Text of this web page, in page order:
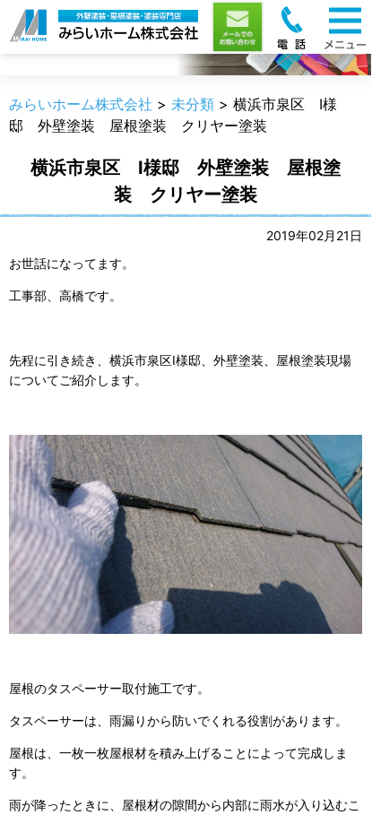
職人のうんちく
みらいホーム株式会社 > 未分類 > 横浜市泉区 I様
邸 外壁塗装 屋根塗装 クリヤー塗装
横浜市泉区 I様邸 外壁塗装 屋根塗
装 クリヤー塗装
2019年02月21日
お世話になってます。
工事部、高橋です。
先程に引き続き、横浜市泉区I様邸、外壁塗装、屋根塗装現場
についてご紹介します。
屋根のタスペーサー取付施工です。
タスペーサーは、雨漏りから防いでくれる役割があります。
屋根は、一枚一枚屋根材を積み上げることによって完成しま
す。
雨が降ったときに、屋根材の隙間から内部に雨水が入り込むこ